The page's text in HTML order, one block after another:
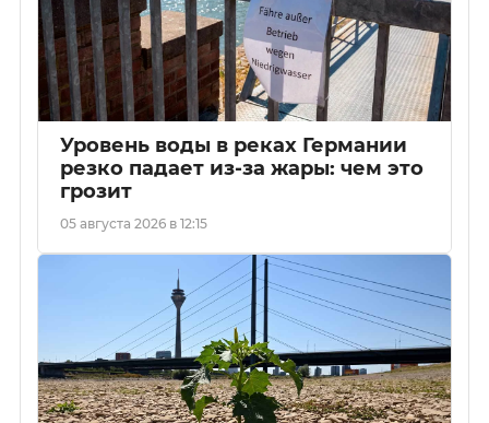
Уровень воды в реках Германии
резко падает из-за жары: чем это
грозит
05 августа 2026 в 12:15